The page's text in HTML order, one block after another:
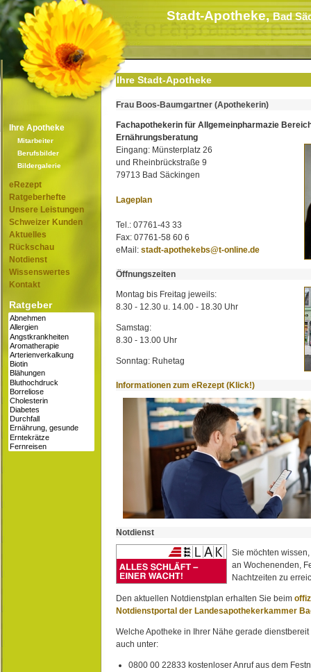
Stadt-Apotheke,Bad
Ihre Apotheke
Mitarbeiter
Berufsbilder
Bildergalerie
eRezept
Ratgeberhefte
Unsere Leistungen
Schweizer Kunden
Aktuelles
Rückschau
Notdienst
Wissenswertes
Kontakt
Ratgeber
Ihre Stadt-Apotheke
Frau Boos-Baumgartner (Apothekerin)
Fachapothekerin für Allgemeinpharmazie
Ernährungsberatung
Eingang: Münsterplatz 26
und Rheinbrückstraße 9
79713 Bad Säckingen
Lageplan
Tel.: 07761-43 33
Fax: 07761-58 60 6
eMail: stadt-apothekebs@t-online.de
Öffnungszeiten
Montag bis Freitag jeweils:
8.30 - 12.30 u. 14.00 - 18.30 Uhr
Samstag:
8.30 - 13.00 Uhr
Sonntag: Ruhetag
Informationen zum eRezept (Klick!)
Notdienst
Sie möchten
an Wochenenden,
Nachtzeiten zu
Den aktuellen Notdienstplan erhalten Sie beim
Notdienstportal der Landesapothekerkammer
Welche Apotheke in Ihrer Nähe gerade
auch unter:
0800 00 22833 kostenloser Anruf aus dem